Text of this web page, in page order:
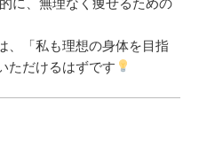
、「私も理想の身体を目指
ただけるはずです